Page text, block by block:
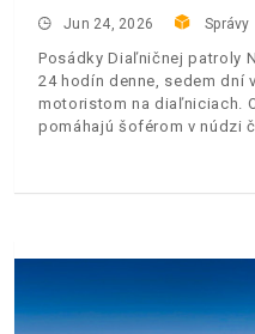
Jun 24, 2026 Správy
Posádky Diaľničnej patroly
24 hodín denne, sedem
motoristom na diaľniciach.
pomáhajú šoférom v núdzi